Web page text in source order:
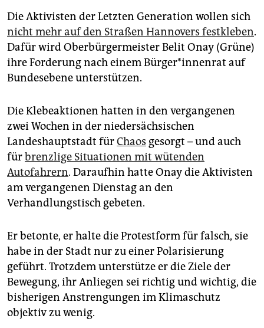
abo
genossenschaft
epaper login
Die Aktivisten der Letzten Generation wollen sich
nicht mehr auf den Straßen Hannovers festkleben.
Dafür wird Oberbürgermeister Belit Onay (Grüne)
ihre Forderung nach einem Bür­ge­r*in­nen­rat auf
Bundesebene unterstützen.
Die Klebeaktionen hatten in den vergangenen
zwei Wochen in der niedersächsischen
Landeshauptstadt fürChaos gesorgt – und auch
fürbrenzlige Situationen mit wütenden
Autofahrern. Daraufhin hatte Onay die Aktivisten
am vergangenen Dienstag an den
Verhandlungstisch gebeten.
Er betonte, er halte die Protestform für falsch, sie
habe in der Stadt nur zu einer Polarisierung
geführt. Trotzdem unterstütze er die Ziele der
Bewegung, ihr Anliegen sei richtig und wichtig, die
bisherigen Anstrengungen im Klimaschutz
objektiv zu wenig.